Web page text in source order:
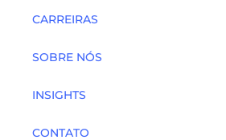
CARREIRAS
SOBRE NÓS
INSIGHTS
CONTATO